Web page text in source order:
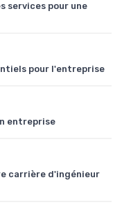
services pour une
pour l'entreprise
entreprise
carrière d'ingénieur